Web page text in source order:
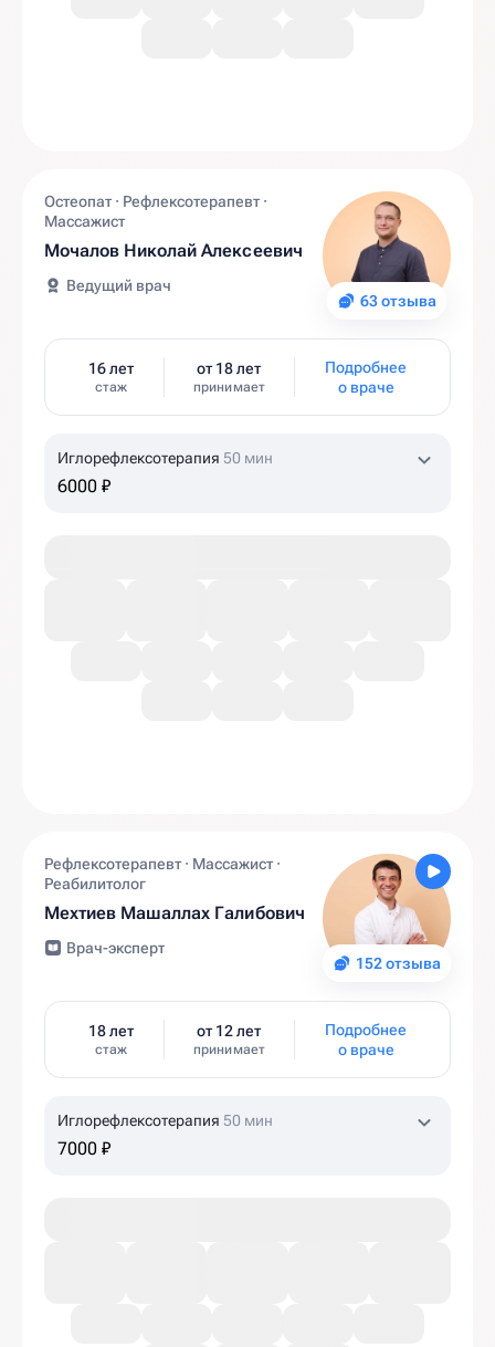
63 отзыва
Остеопат · Рефлексотерапевт ·
Массажист
Мочалов Николай Алексеевич
Ведущий врач
16 лет
стаж
от 18 лет
принимает
Подробнее
о враче
Иглорефлексотерапия 50 мин
6000 ₽
152 отзыва
Рефлексотерапевт · Массажист ·
Реабилитолог
Мехтиев Машаллах Галибович
Врач-эксперт
18 лет
стаж
от 12 лет
принимает
Подробнее
о враче
Иглорефлексотерапия 50 мин
7000 ₽